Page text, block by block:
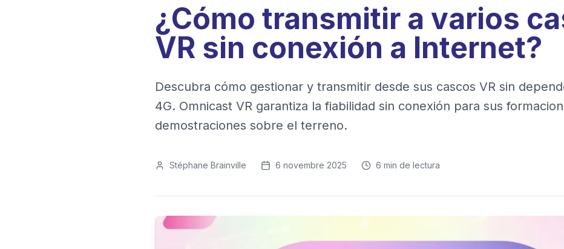
¿Cómo transmitir a varios
VR sin conexión a Internet?
Descubra cómo gestionar y transmitir desde sus cascos VR sin
4G. Omnicast VR garantiza la fiabilidad sin conexión para sus
demostraciones sobre el terreno.
Stéphane Brainville 6 novembre 2025 6 min de lectura